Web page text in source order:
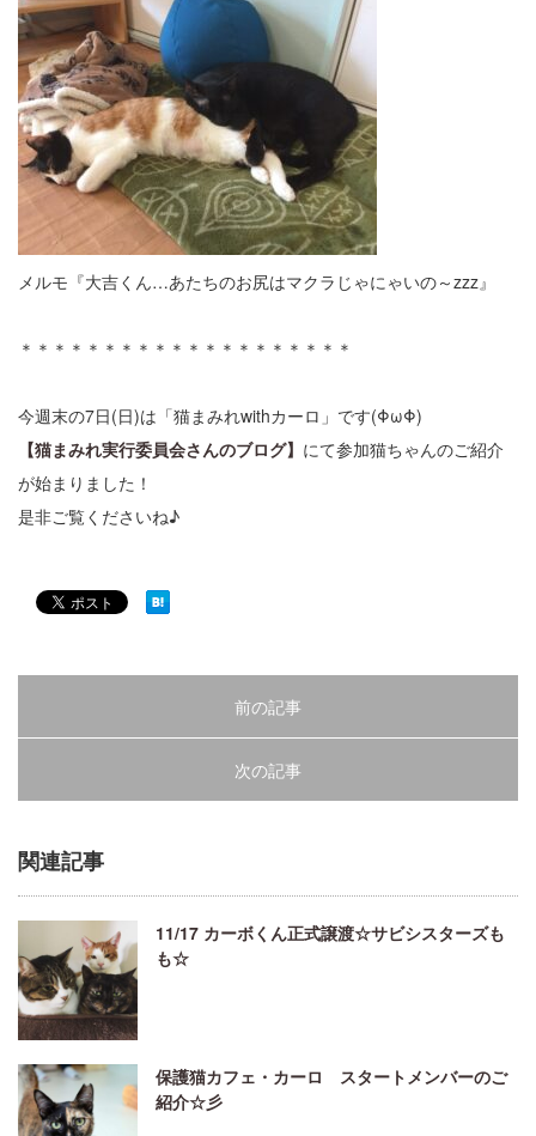
メルモ『大吉くん…あたちのお尻はマクラじゃにゃいの～zzz』
＊＊＊＊＊＊＊＊＊＊＊＊＊＊＊＊＊＊＊＊
今週末の7日(日)は「猫まみれwithカーロ」です(ΦωΦ)
【猫まみれ実行委員会さんのブログ】 にて参加猫ちゃんのご紹介
が始まりました！
是非ご覧くださいね♪
前の記事
次の記事
関連記事
11/17 カーボくん正式譲渡☆サビシスターズも
も☆
保護猫カフェ・カーロ スタートメンバーのご
紹介☆彡